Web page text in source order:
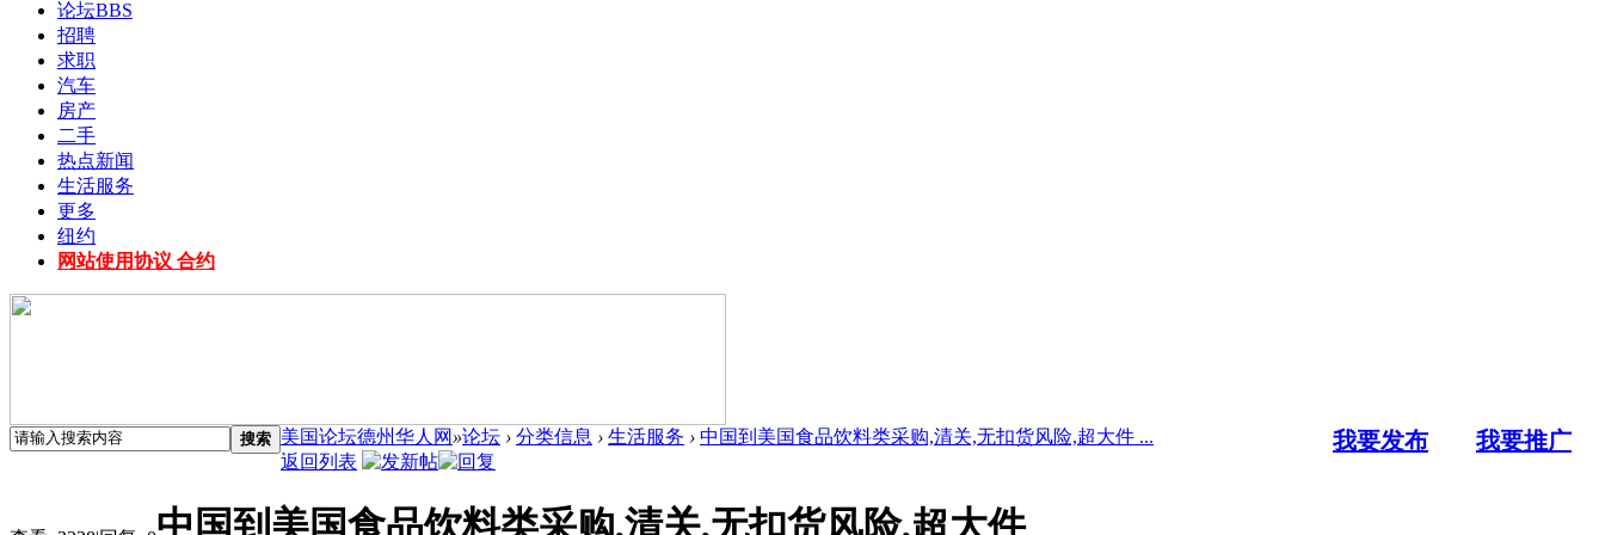
论坛BBS
招聘
求职
汽车
房产
二手
热点新闻
生活服务
更多
纽约
网站使用协议 合约
搜索 我要发布 我要推广
美国论坛德州华人网 »论坛 › 分类信息 › 生活服务 › 中国到美国食品饮料类采购,清关,无扣货风险,超大件 ...
返回列表
中国到美国食品饮料类采购,清关,无扣货风险,超大件